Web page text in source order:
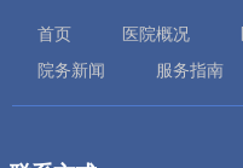
首页 医院概况
院务新闻
服务指南